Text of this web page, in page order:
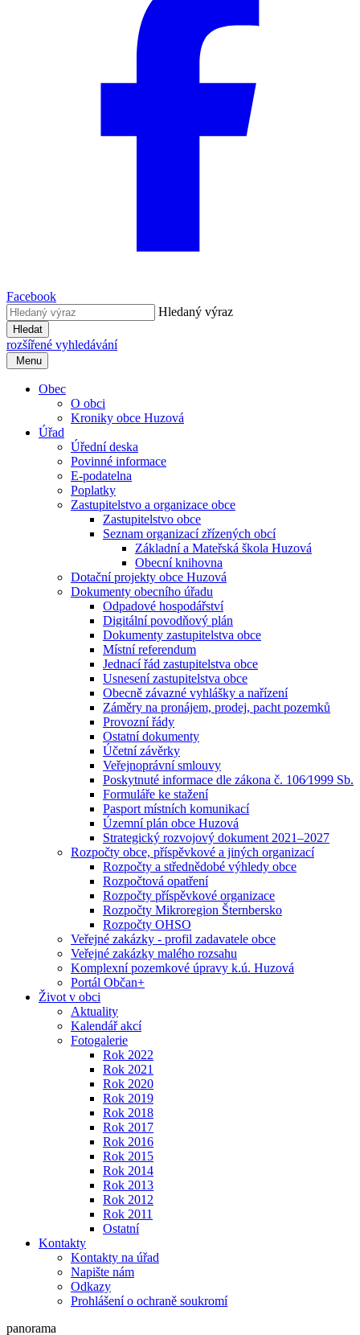
Facebook
Hledaný výraz
Hledat
rozšířené vyhledávání
Menu
Obec
O obci
Kroniky obce Huzová
Úřad
Úřední deska
Povinné informace
E-podatelna
Poplatky
Zastupitelstvo a organizace obce
Zastupitelstvo obce
Seznam organizací zřízených obcí
Základní a Mateřská škola Huzová
Obecní knihovna
Dotační projekty obce Huzová
Dokumenty obecního úřadu
Odpadové hospodářství
Digitální povodňový plán
Dokumenty zastupitelstva obce
Místní referendum
Jednací řád zastupitelstva obce
Usnesení zastupitelstva obce
Obecně závazné vyhlášky a nařízení
Záměry na pronájem, prodej, pacht pozemků
Provozní řády
Ostatní dokumenty
Účetní závěrky
Veřejnoprávní smlouvy
Poskytnuté informace dle zákona č. 106⁄1999 Sb.
Formuláře ke stažení
Pasport místních komunikací
Územní plán obce Huzová
Strategický rozvojový dokument 2021–2027
Rozpočty obce, příspěvkové a jiných organizací
Rozpočty a střednědobé výhledy obce
Rozpočtová opatření
Rozpočty příspěvkové organizace
Rozpočty Mikroregion Šternbersko
Rozpočty OHSO
Veřejné zakázky - profil zadavatele obce
Veřejné zakázky malého rozsahu
Komplexní pozemkové úpravy k.ú. Huzová
Portál Občan+
Život v obci
Aktuality
Kalendář akcí
Fotogalerie
Rok 2022
Rok 2021
Rok 2020
Rok 2019
Rok 2018
Rok 2017
Rok 2016
Rok 2015
Rok 2014
Rok 2013
Rok 2012
Rok 2011
Ostatní
Kontakty
Kontakty na úřad
Napište nám
Odkazy
Prohlášení o ochraně soukromí
panorama